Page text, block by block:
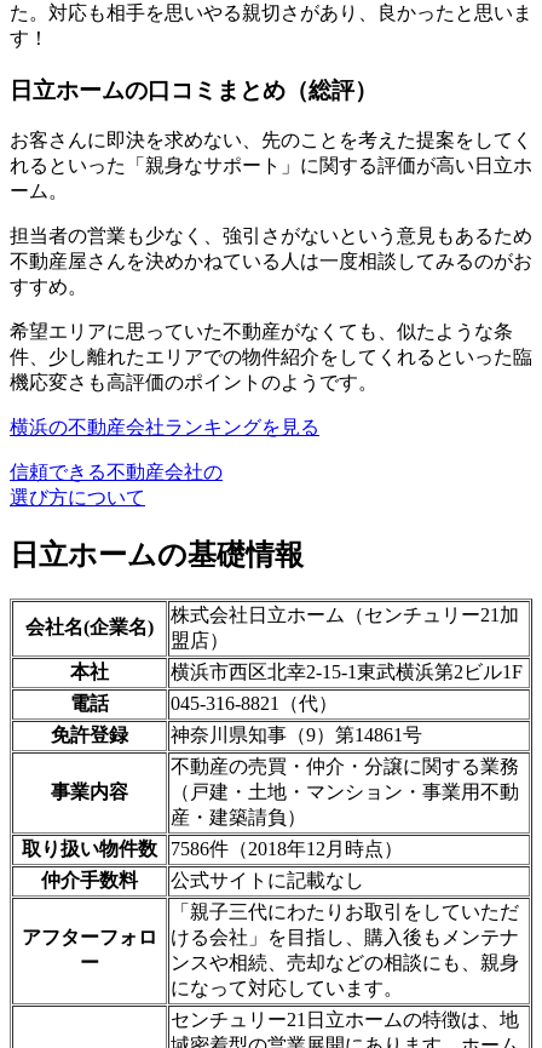
た。対応も相手を思いやる親切さがあり、良かったと思いま
す！
日立ホームの口コミまとめ（総評）
お客さんに即決を求めない、先のことを考えた提案をしてく
れるといった「親身なサポート」に関する評価が高い日立ホ
ーム。
担当者の営業も少なく、強引さがないという意見もあるため
不動産屋さんを決めかねている人は一度相談してみるのがお
すすめ。
希望エリアに思っていた不動産がなくても、似たような条
件、少し離れたエリアでの物件紹介をしてくれるといった臨
機応変さも高評価のポイントのようです。
横浜の不動産会社ランキングを見る
信頼できる不動産会社の
選び方について
日立ホームの基礎情報
会社名(企業名)
株式会社日立ホーム（センチュリー21加
盟店）
本社
横浜市西区北幸2-15-1東武横浜第2ビル1F
電話
045-316-8821（代）
免許登録
神奈川県知事（9）第14861号
事業内容
不動産の売買・仲介・分譲に関する業務
（戸建・土地・マンション・事業用不動
産・建築請負）
取り扱い物件数
7586件（2018年12月時点）
仲介手数料
公式サイトに記載なし
アフターフォロ
ー
「親子三代にわたりお取引をしていただ
ける会社」を目指し、購入後もメンテナ
ンスや相続、売却などの相談にも、親身
になって対応しています。
センチュリー21日立ホームの特徴は、地